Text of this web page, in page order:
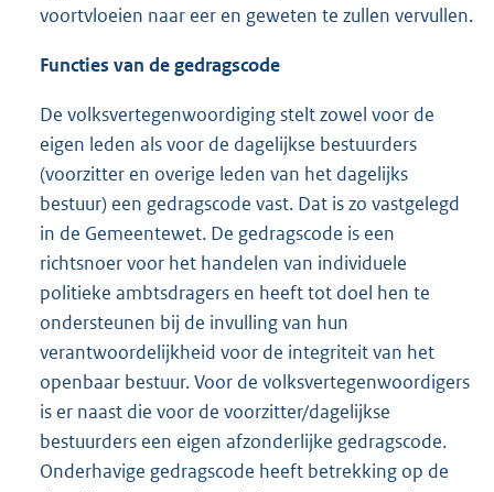
voortvloeien naar eer en geweten te zullen vervullen.
Functies van de gedragscode
De volksvertegenwoordiging stelt zowel voor de
eigen leden als voor de dagelijkse bestuurders
(voorzitter en overige leden van het dagelijks
bestuur) een gedragscode vast. Dat is zo vastgelegd
in de Gemeentewet. De gedragscode is een
richtsnoer voor het handelen van individuele
politieke ambtsdragers en heeft tot doel hen te
ondersteunen bij de invulling van hun
verantwoordelijkheid voor de integriteit van het
openbaar bestuur. Voor de volksvertegenwoordigers
is er naast die voor de voorzitter/dagelijkse
bestuurders een eigen afzonderlijke gedragscode.
Onderhavige gedragscode heeft betrekking op de